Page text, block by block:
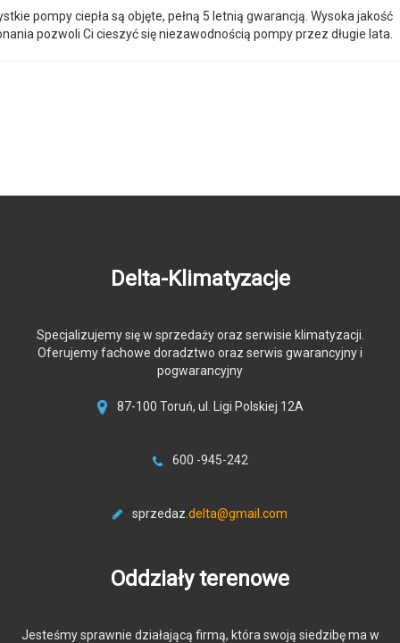
pompy ciepła są objęte, pełną 5 letnią gwarancją. Wysoka jakość
pozwoli Ci cieszyć się niezawodnością pompy przez długie lata.
Delta-Klimatyzacje
Specjalizujemy się w sprzedaży oraz serwisie klimatyzacji.
Oferujemy fachowe doradztwo oraz serwis gwarancyjny i
pogwarancyjny
87-100 Toruń, ul. Ligi Polskiej 12A
600 -945-242
sprzedaz .delta@gmail.com
Oddziały terenowe
Jesteśmy sprawnie działającą firmą, która swoją siedzibę ma w